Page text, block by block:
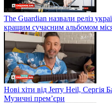
The Guardian назвали реліз
кращим сучасним альбомом
Нові хіти від Jerry Heil, Сергія
Музичні прем’єри